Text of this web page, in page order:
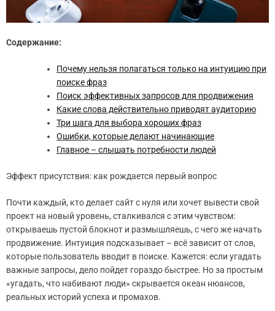
Содержание:
Почему нельзя полагаться только на интуицию при
поиске фраз
Поиск эффективных запросов для продвижения
Какие слова действительно приводят аудиторию
Три шага для выбора хороших фраз
Ошибки, которые делают начинающие
Главное – слышать потребности людей
Эффект присутствия: как рождается первый вопрос
Почти каждый, кто делает сайт с нуля или хочет вывести свой
проект на новый уровень, сталкивался с этим чувством:
открываешь пустой блокнот и размышляешь, с чего же начать
продвижение. Интуиция подсказывает – всё зависит от слов,
которые пользователь вводит в поиске. Кажется: если угадать
важные запросы, дело пойдет гораздо быстрее. Но за простым
«угадать, что набивают люди» скрывается океан нюансов,
реальных историй успеха и промахов.